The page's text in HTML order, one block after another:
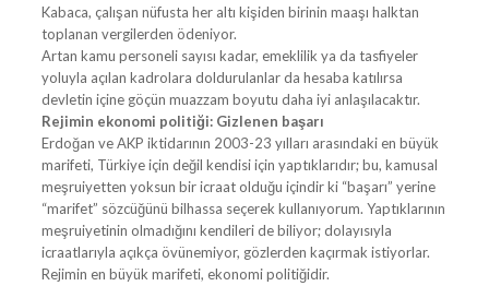
Kabaca, çalışan nüfusta her altı kişiden birinin maaşı halktan
toplanan vergilerden ödeniyor.
Artan kamu personeli sayısı kadar, emeklilik ya da tasfiyeler
yoluyla açılan kadrolara doldurulanlar da hesaba katılırsa
devletin içine göçün muazzam boyutu daha iyi anlaşılacaktır.
Rejimin ekonomi politiği: Gizlenen başarı
Erdoğan ve AKP iktidarının 2003-23 yılları arasındaki en büyük
marifeti, Türkiye için değil kendisi için yaptıklarıdır; bu, kamusal
meşruiyetten yoksun bir icraat olduğu içindir ki “başarı” yerine
“marifet” sözcüğünü bilhassa seçerek kullanıyorum. Yaptıklarının
meşruiyetinin olmadığını kendileri de biliyor; dolayısıyla
icraatlarıyla açıkça övünemiyor, gözlerden kaçırmak istiyorlar.
Rejimin en büyük marifeti, ekonomi politiğidir.